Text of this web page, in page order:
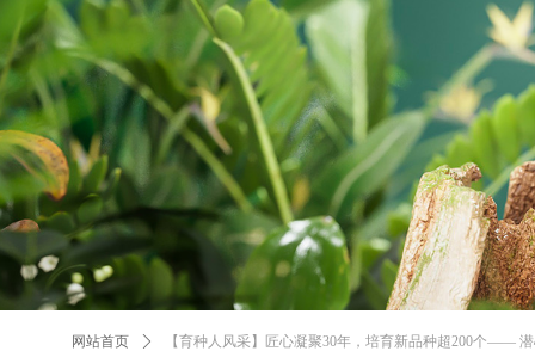
网站首页 ꄲ 【育种人风采】匠心凝聚30年，培育新品种超200个——